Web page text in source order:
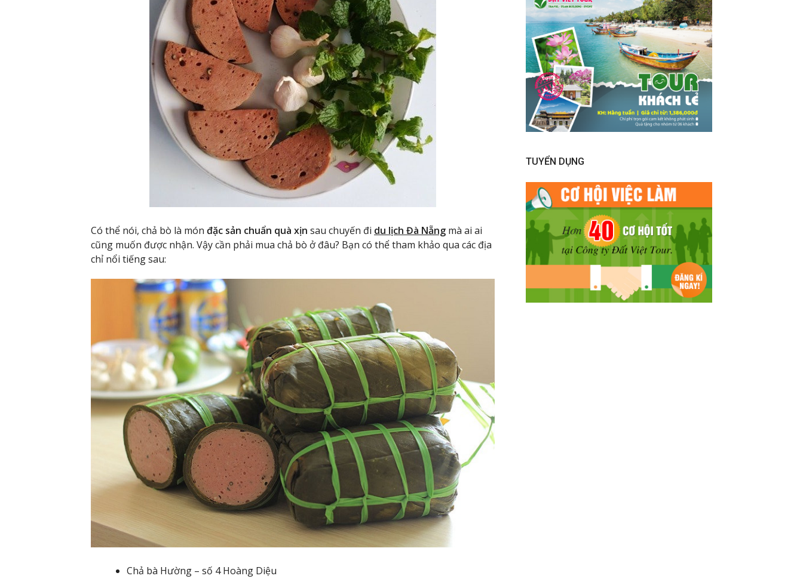
Có thể nói, chả bò là món đặc sản chuẩn quà xịn sau chuyến đi du lịch Đà Nẵng mà ai ai
cũng muốn được nhận. Vậy cần phải mua chả bò ở đâu? Bạn có thể tham khảo qua các địa
chỉ nổi tiếng sau:
Chả bà Hường – số 4 Hoàng Diệu
TUYỂN DỤNG